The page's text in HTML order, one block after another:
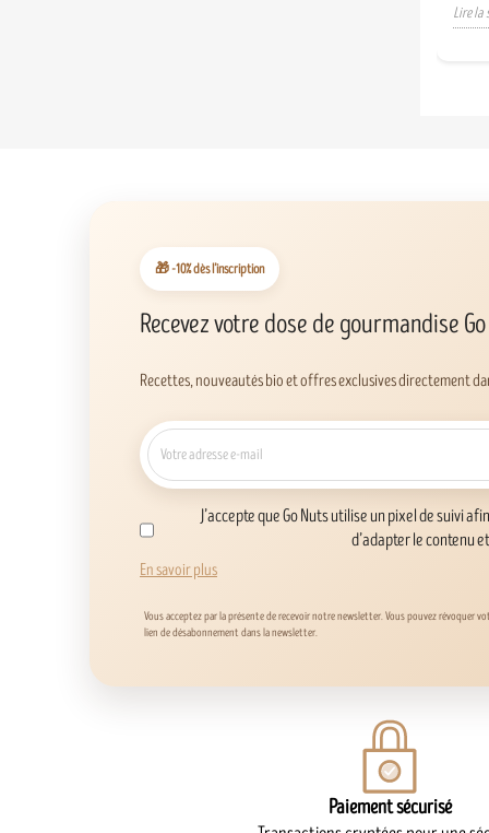
Lire la
🎁 -10% dès l’inscription
Recevez votre dose de gourmandise
Recettes, nouveautés bio et offres exclusives directement
J’accepte que Go Nuts utilise un pixel de suivi
d’adapter le contenu
En savoir plus
Vous acceptez par la présente de recevoir notre newsletter. Vous pouvez révoquer
lien de désabonnement dans la newsletter.
Paiement sécurisé